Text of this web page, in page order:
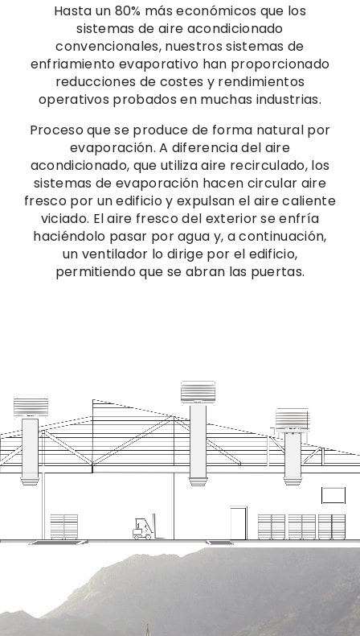
Hasta un 80% más económicos que los
sistemas de aire acondicionado
convencionales, nuestros sistemas de
enfriamiento evaporativo han proporcionado
reducciones de costes y rendimientos
operativos probados en muchas industrias.
Proceso que se produce de forma natural por
evaporación. A diferencia del aire
acondicionado, que utiliza aire recirculado, los
sistemas de evaporación hacen circular aire
fresco por un edificio y expulsan el aire caliente
viciado. El aire fresco del exterior se enfría
haciéndolo pasar por agua y, a continuación,
un ventilador lo dirige por el edificio,
permitiendo que se abran las puertas.